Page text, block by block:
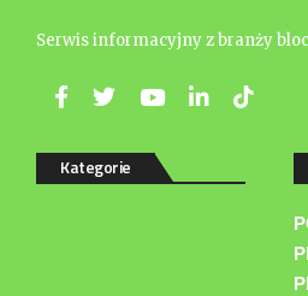
Serwis informacyjny z branży
Kategorie